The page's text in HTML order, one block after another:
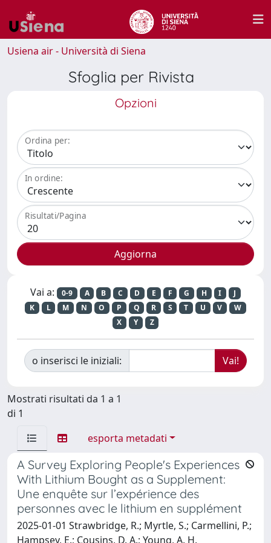
Usiena air - Università di Siena
Sfoglia per Rivista
Opzioni
Ordina per:
In ordine:
Risultati/Pagina
Vai a: 0-9 A B C D E F G H I
J
K
L M N O P Q R S T U V
W
X
Y Z
o inserisci le iniziali:
Mostrati risultati da 1 a 1
di 1
esporta metadati
A Survey Exploring People's Experiences
With Lithium Bought as a Supplement:
Une enquête sur l’expérience des
personnes avec le lithium en supplément
2025-01-01 Strawbridge, R.; Myrtle, S.; Carmellini, P.;
Hampsey, E.; Cousins, D. A.; Young, A. H.